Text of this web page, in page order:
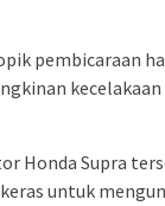
pembicaraan
Honda Supra
untuk